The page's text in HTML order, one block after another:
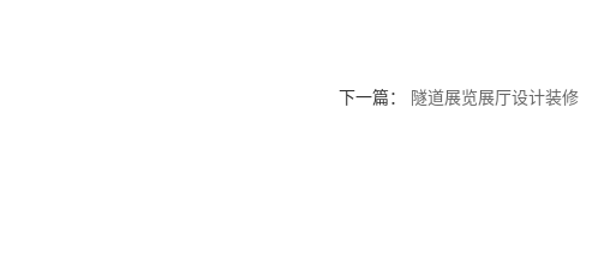
下一篇： 隧道展览展厅设计装修